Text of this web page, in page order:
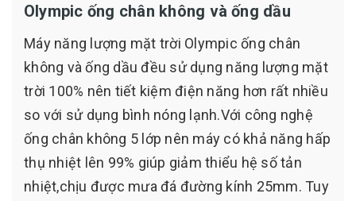
Olympic ống chân không và ống dầu
Máy năng lượng mặt trời Olympic ống chân
không và ống dầu đều sử dụng năng lượng mặt
trời 100% nên tiết kiệm điện năng hơn rất nhiều
so với sử dụng bình nóng lạnh.Với công nghệ
ống chân không 5 lớp nên máy có khả năng hấp
thụ nhiệt lên 99% giúp giảm thiểu hệ số tản
nhiệt,chịu được mưa đá đường kính 25mm. Tuy